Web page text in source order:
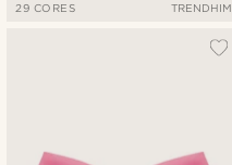
29 CORES TRENDHIM